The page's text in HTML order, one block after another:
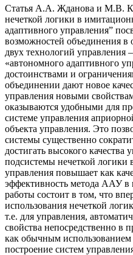
Статья А.А. Жданова и М.В.
нечеткой логики в
адаптивного управления”
возможностей объединения
двух технологий управления
«автономного адаптивного
достоинствами и
объединении дают новое
управления новыми
оказываются удобными для
системе управления
объекта управления. Это
системы существенно
достигать высокого качества
подсистемы нечеткой логики
управления повышает как
эффективность метода ААУ в
работы состоит в том, что
использования нечеткой
т.е. для управления,
свойства непосредственно в
как обычным использованием
построение систем